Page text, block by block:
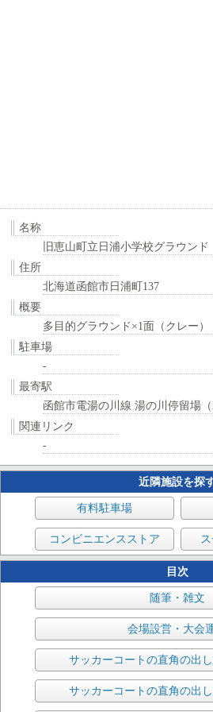
名称
旧恵山町立日浦小学校グラウンド
住所
北海道函館市日浦町137
概要
多目的グラウンド×1面（クレー）
駐車場
-
最寄駅
函館市電湯の川線 湯の川停留場（
関連リンク
-
近隣施設を探
有料駐車場
コンビニエンスストア
目次
随筆・雑文
会場設営・大会
サッカーコートの直角の出
サッカーコートの直角の出